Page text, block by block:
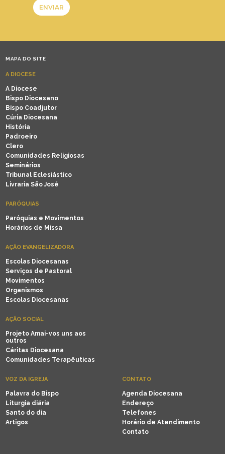
MAPA DO SITE
A DIOCESE
A Diocese
Bispo Diocesano
Bispo Coadjutor
Cúria Diocesana
História
Padroeiro
Clero
Comunidades Religiosas
Seminários
Tribunal Eclesiástico
Livraria São José
PARÓQUIAS
Paróquias e Movimentos
Horários de Missa
AÇÃO EVANGELIZADORA
Escolas Diocesanas
Serviços de Pastoral
Movimentos
Organismos
Escolas Diocesanas
AÇÃO SOCIAL
Projeto Amai-vos uns aos
outros
Cáritas Diocesana
Comunidades Terapêuticas
VOZ DA IGREJA
Palavra do Bispo
Liturgia diária
Santo do dia
Artigos
CONTATO
Agenda Diocesana
Endereço
Telefones
Horário de Atendimento
Contato